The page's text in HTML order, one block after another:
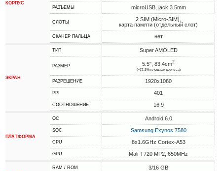
КОРПУС
РАЗЪЕМЫ microUSB, jack 3.5mm
СЛОТЫ
2 SIM (Micro-SIM),
карта памяти (отдельный слот)
СКАНЕР ПАЛЬЦА нет
ЭКРАН
ТИП Super AMOLED
РАЗМЕР 5.5", 83.4cm2
(~72.3% площади корпуса)
РАЗРЕШЕНИЕ 1920x1080
PPI 401
СООТНОШЕНИЕ 16:9
ПЛАТФОРМА
ОС Android 6.0
SOC Samsung Exynos 7580
CPU 8x1.6GHz Cortex-A53
GPU Mali-T720 MP2, 650MHz
RAM / ROM 3/16 GB